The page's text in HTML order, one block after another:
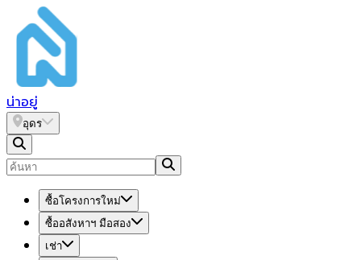
น่าอยู่
อุดร
ซื้อโครงการใหม่
ซื้ออสังหาฯ มือสอง
เช่า